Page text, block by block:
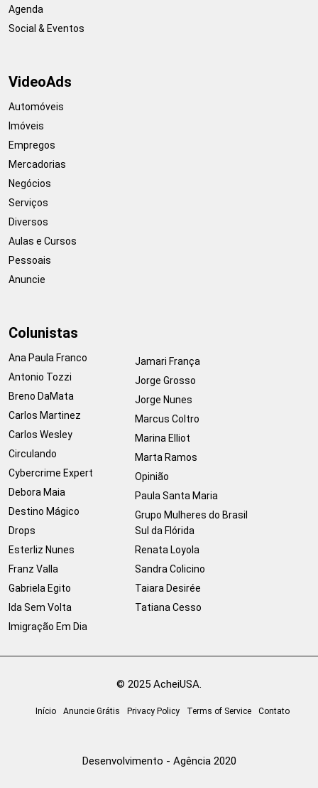
Agenda
Social & Eventos
VideoAds
Automóveis
Imóveis
Empregos
Mercadorias
Negócios
Serviços
Diversos
Aulas e Cursos
Pessoais
Anuncie
Colunistas
Ana Paula Franco
Antonio Tozzi
Breno DaMata
Carlos Martinez
Carlos Wesley
Circulando
Cybercrime Expert
Debora Maia
Destino Mágico
Drops
Esterliz Nunes
Franz Valla
Gabriela Egito
Ida Sem Volta
Imigração Em Dia
Jamari França
Jorge Grosso
Jorge Nunes
Marcus Coltro
Marina Elliot
Marta Ramos
Opinião
Paula Santa Maria
Grupo Mulheres do Brasil
Sul da Flórida
Renata Loyola
Sandra Colicino
Taiara Desirée
Tatiana Cesso
© 2025 AcheiUSA.
Início Anuncie Grátis Privacy Policy Terms of Service Contato
Desenvolvimento - Agência 2020